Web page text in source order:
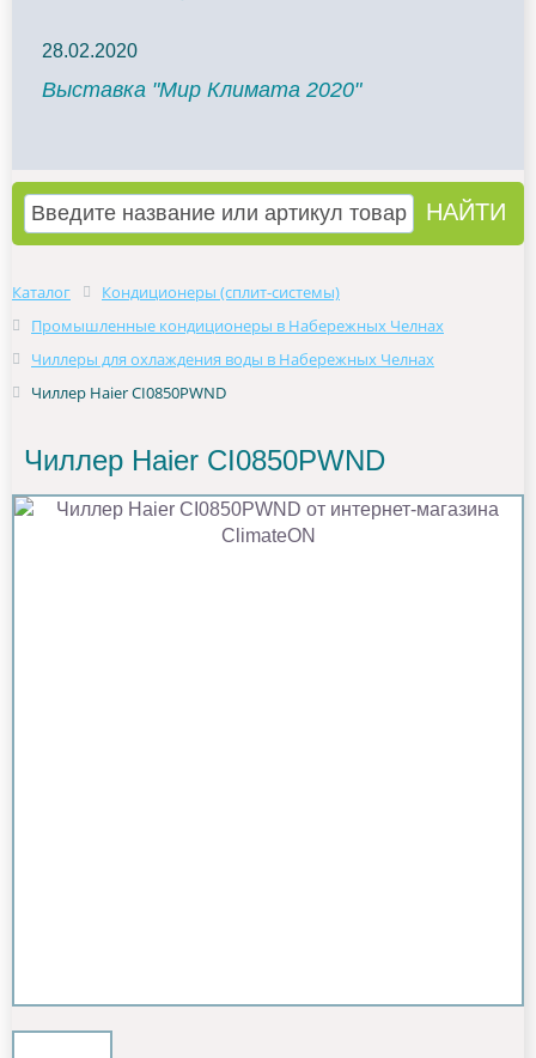
28.02.2020
Выставка "Мир Климата 2020"
Каталог
Кондиционеры (сплит-системы)
Промышленные кондиционеры в Набережных Челнах
Чиллеры для охлаждения воды в Набережных Челнах
Чиллер Haier CI0850PWND
Чиллер Haier CI0850PWND